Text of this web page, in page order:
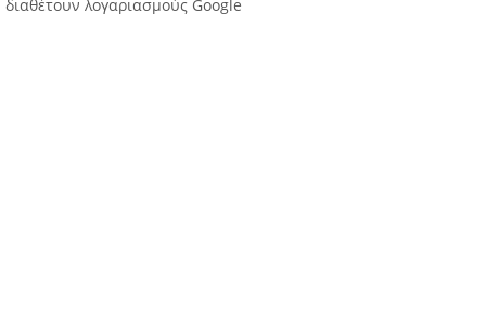
διαθέτουν λογαριασμούς Google